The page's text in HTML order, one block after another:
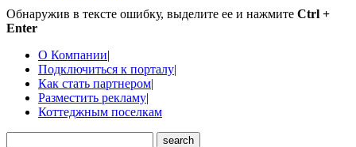
Обнаружив в тексте ошибку, выделите ее и нажмите Ctrl +
Enter
О Компании|
Подключиться к порталу|
Как стать партнером|
Разместить рекламу|
Коттеджным поселкам